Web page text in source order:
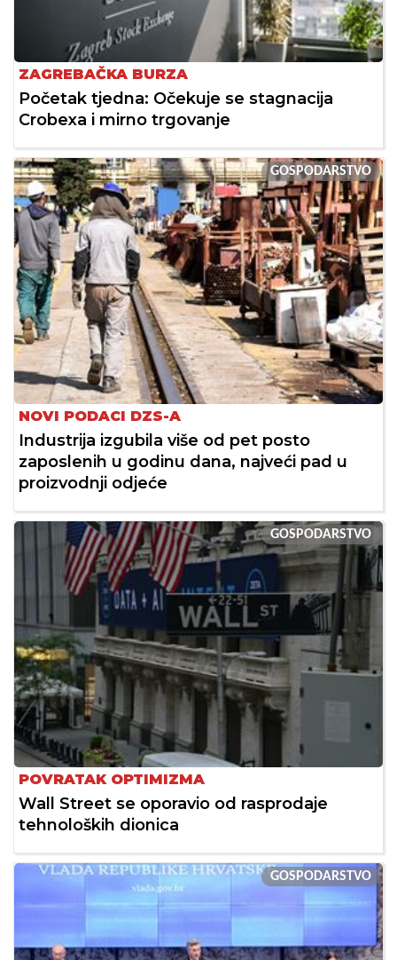
ZAGREBAČKA BURZA
Početak tjedna: Očekuje se stagnacija
Crobexa i mirno trgovanje
GOSPODARSTVO
NOVI PODACI DZS-A
Industrija izgubila više od pet posto
zaposlenih u godinu dana, najveći pad u
proizvodnji odjeće
GOSPODARSTVO
POVRATAK OPTIMIZMA
Wall Street se oporavio od rasprodaje
tehnoloških dionica
GOSPODARSTVO